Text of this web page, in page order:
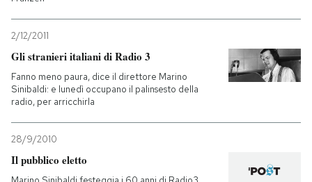
2/12/2011
Gli stranieri italiani di Radio 3
Fanno meno paura, dice il direttore Marino
Sinibaldi: e lunedì occupano il palinsesto della
radio, per arricchirla
28/9/2010
Il pubblico eletto